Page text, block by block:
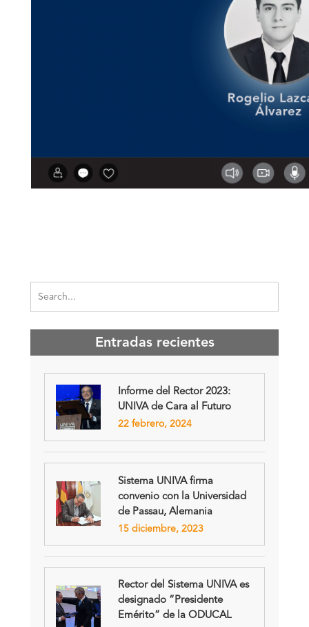
Entradas recientes
Informe del Rector 2023:
UNIVA de Cara al Futuro
22 febrero, 2024
Sistema UNIVA firma
convenio con la Universidad
de Passau, Alemania
15 diciembre, 2023
Rector del Sistema UNIVA es
designado “Presidente
Emérito” de la ODUCAL